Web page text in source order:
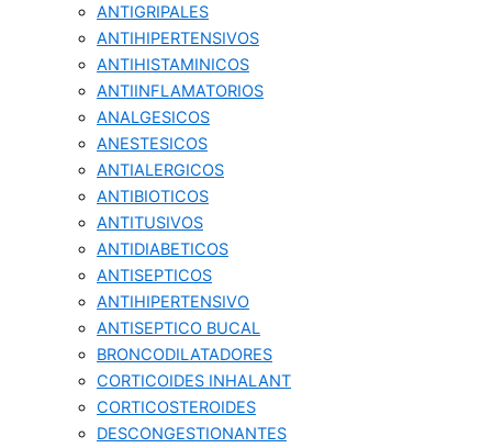
ANTIGRIPALES
ANTIHIPERTENSIVOS
ANTIHISTAMINICOS
ANTIINFLAMATORIOS
ANALGESICOS
ANESTESICOS
ANTIALERGICOS
ANTIBIOTICOS
ANTITUSIVOS
ANTIDIABETICOS
ANTISEPTICOS
ANTIHIPERTENSIVO
ANTISEPTICO BUCAL
BRONCODILATADORES
CORTICOIDES INHALANT
CORTICOSTEROIDES
DESCONGESTIONANTES